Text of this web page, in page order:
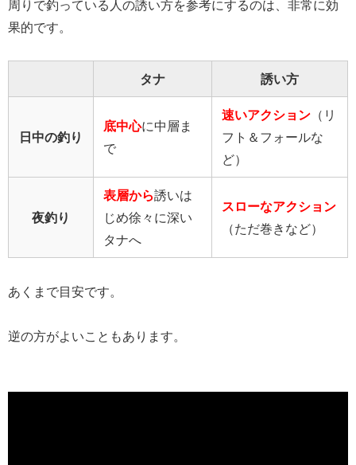
周りで釣っている人の誘い方を参考にするのは、非常に効
果的です。
タナ 誘い方
日中の釣り
底中心に中層ま
で
速いアクション （リ
フト＆フォールな
ど）
夜釣り
表層から誘いは
じめ徐々に深い
タナへ
スローなアクション
（ただ巻きなど）
あくまで目安です。
逆の方がよいこともあります。